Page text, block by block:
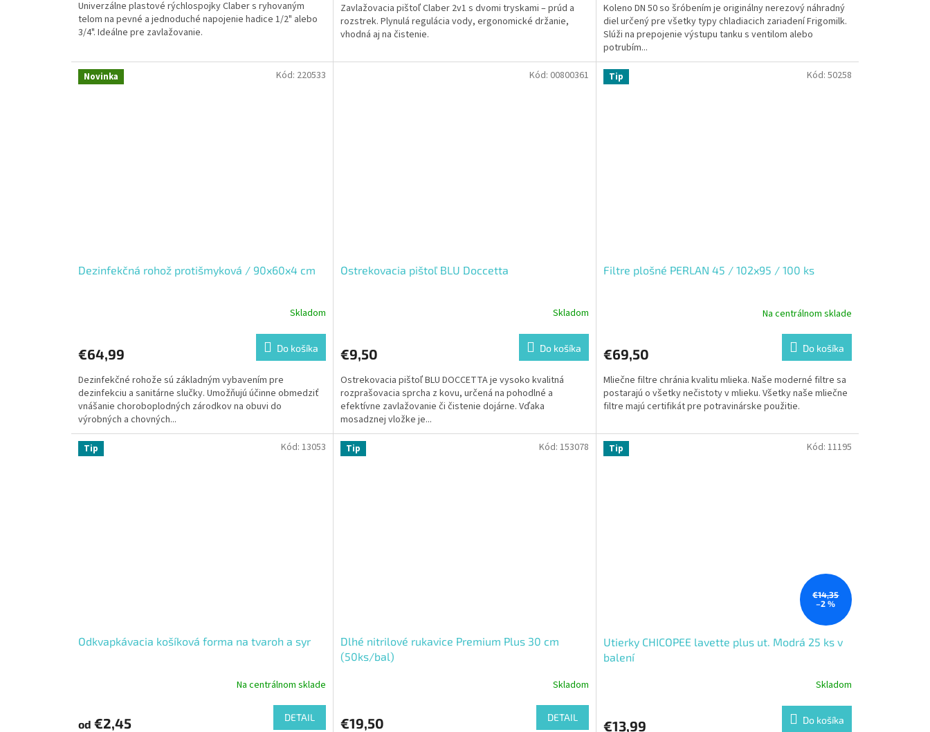
Univerzálne plastové rýchlospojky Claber s ryhovaným
telom na pevné a jednoduché napojenie hadice 1/2" alebo
3/4". Ideálne pre zavlažovanie.
Zavlažovacia pištoľ Claber 2v1 s dvomi tryskami – prúd a
rozstrek. Plynulá regulácia vody, ergonomické držanie,
vhodná aj na čistenie.
Koleno DN 50 so šróbením je originálny nerezový náhradný
diel určený pre všetky typy chladiacich zariadení Frigomilk.
Slúži na prepojenie výstupu tanku s ventilom alebo
potrubím...
Novinka
Dezinfekčná rohož protišmyková / 90x60x4 cm
Skladom
€64,99 Do košíka
Dezinfekčné rohože sú základným vybavením pre
dezinfekciu a sanitárne slučky. Umožňujú účinne obmedziť
vnášanie choroboplodných zárodkov na obuvi do
výrobných a chovných...
Kód: 220533
Ostrekovacia pištoľ BLU Doccetta
Skladom
€9,50 Do košíka
Ostrekovacia pištoľ BLU DOCCETTA je vysoko kvalitná
rozprašovacia sprcha z kovu, určená na pohodlné a
efektívne zavlažovanie či čistenie dojárne. Vďaka
mosadznej vložke je...
Kód: 00800361 Tip
Filtre plošné PERLAN 45 / 102x95 / 100 ks
Na centrálnom sklade
€69,50 Do košíka
Mliečne filtre chránia kvalitu mlieka. Naše moderné filtre sa
postarajú o všetky nečistoty v mlieku. Všetky naše mliečne
filtre majú certifikát pre potravinárske použitie.
Kód: 50258
Tip
Odkvapkávacia košíková forma na tvaroh a syr
Na centrálnom sklade
od €2,45 DETAIL
Kód:13053 Tip
Dlhé nitrilové rukavice Premium Plus 30 cm
(50ks/bal)
Skladom
€19,50 DETAIL
Kód: 153078 Tip
€14,35
–2 %
Utierky CHICOPEE lavette plus ut. Modrá 25 ks v
balení
Skladom
€13,99 Do košíka
Kód: 11195